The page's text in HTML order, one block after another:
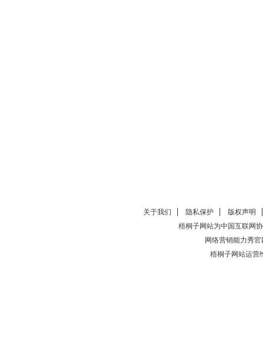
关于我们 隐私保护
版权声明
梧桐子网站为中国互联网
网络营销能力秀官
梧桐子网站运营